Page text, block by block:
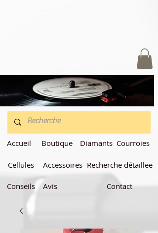
Accueil
Cellules
Conseils
Boutique
Accessoires
Avis
Diamants Courroies
Recherche détaillee
Contact